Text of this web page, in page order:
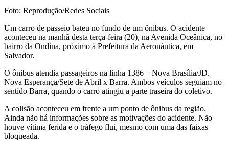
Foto: Reprodução/Redes Sociais
Um carro de passeio bateu no fundo de um ônibus. O acidente
aconteceu na manhã desta terça-feira (20), na Avenida Oceânica, no
bairro da Ondina, próximo à Prefeitura da Aeronáutica, em
Salvador.
O ônibus atendia passageiros na linha 1386 – Nova Brasília/JD.
Nova Esperança/Sete de Abril x Barra. Ambos veículos seguiam no
sentido Barra, quando o carro atingiu a parte traseira do coletivo.
A colisão aconteceu em frente a um ponto de ônibus da região.
Ainda não há informações sobre as motivações do acidente. Não
houve vítima ferida e o tráfego flui, mesmo com uma das faixas
bloqueada.